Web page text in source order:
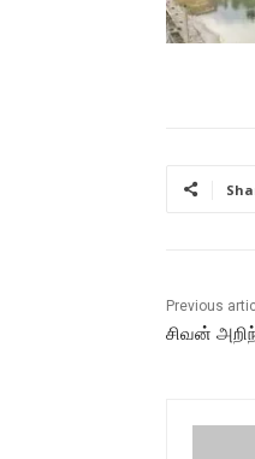
Previous
சிவன்